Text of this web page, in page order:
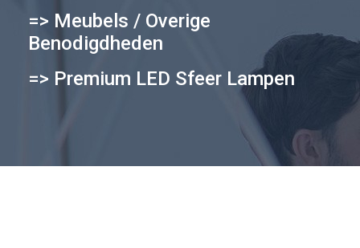
=> Meubels / Overige
Benodigdheden
=> Premium LED Sfeer Lampen